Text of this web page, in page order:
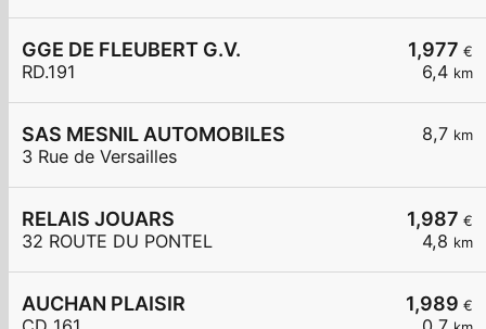
1,977 €
6,4 km
GGE DE FLEUBERT G.V.
RD.191
8,7 km
SAS MESNIL AUTOMOBILES
3 Rue de Versailles
1,987 €
4,8 km
RELAIS JOUARS
32 ROUTE DU PONTEL
1,989 €
AUCHAN PLAISIR